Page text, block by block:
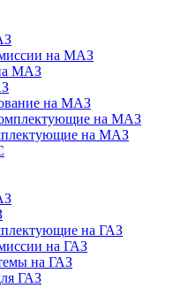
на МАЗ
МАЗ
на МАЗ
на МАЗ
на МАЗ
на ГАЗ
на ГАЗ
на ГАЗ
ГАЗ